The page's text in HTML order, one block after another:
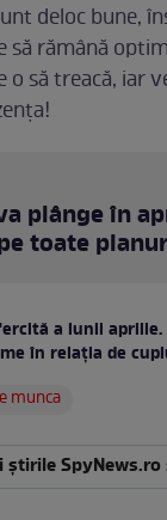
deloc bune,
să rămână
să treacă, iar
plânge în
toate
a lunii aprilie.
în relația de
munca
SpyNews.ro